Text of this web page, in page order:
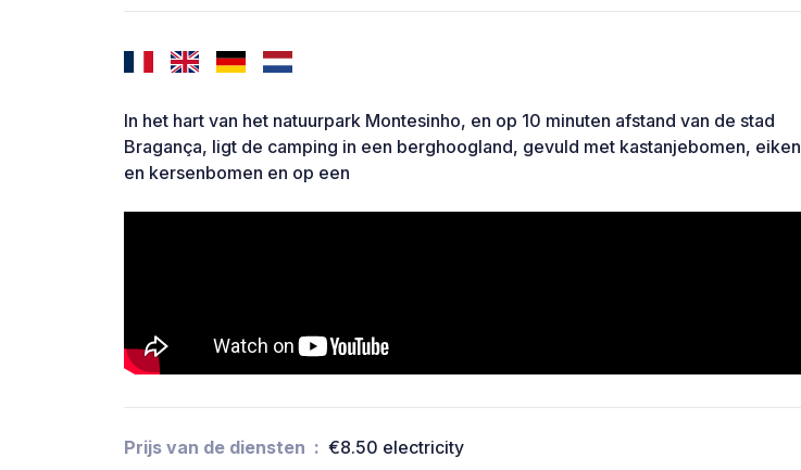
In het hart van het natuurpark Montesinho, en op 10 minuten afstand van de stad
Bragança, ligt de camping in een berghoogland, gevuld met kastanjebomen, eiken
en kersenbomen en op een
Prijs van de diensten
€8.50 electricity